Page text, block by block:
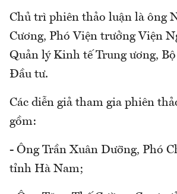
Chủ trì phiên thảo luận là ông
Cương, Phó Viện trưởng Viện
Quản lý Kinh tế Trung ương,
Đầu tư.
Các diễn giả tham gia phiên
gồm:
- Ông Trần Xuân Dưỡng, Phó
tỉnh Hà Nam;